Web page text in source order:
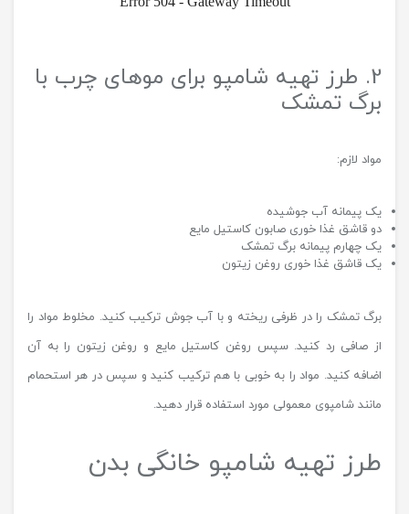
2. طرز تهیه شامپو برای موهای چرب با
برگ تمشک
مواد لازم:
یک پیمانه آب جوشیده
دو قاشق غذا خوری صابون کاستیل مایع
یک چهارم پیمانه برگ تمشک
یک قاشق غذا خوری روغن زیتون
برگ تمشک را در ظرفی ریخته و با آب جوش ترکیب کنید. مخلوط مواد را
از صافی رد کنید. سپس روغن کاستیل مایع و روغن زیتون را به آن
اضافه کنید. مواد را به خوبی با هم ترکیب کنید و سپس در هر استحمام
مانند شامپوی معمولی مورد استفاده قرار دهید.
طرز تهیه شامپو خانگی بدن